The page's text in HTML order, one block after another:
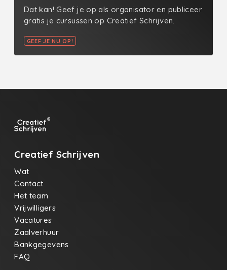
Dat kan! Geef je op als organisator en publiceer
gratis je cursussen op Creatief Schrijven.
GEEF JE NU OP!
Creatief Schrijven
Wat
Contact
Het team
Vrijwilligers
Vacatures
Zaalverhuur
Bankgegevens
FAQ